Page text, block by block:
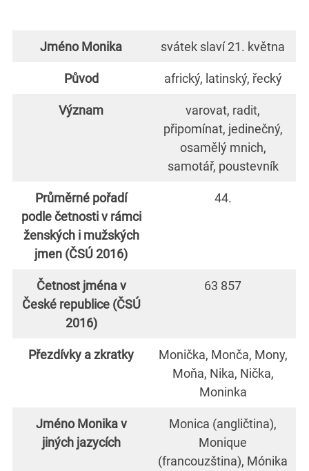
Jméno Monika svátek slaví 21. května
Původ africký, latinský, řecký
Význam
varovat, radit,
připomínat, jedinečný,
osamělý mnich,
samotář, poustevník
Průměrné pořadí
podle četnosti v rámci
ženských i mužských
jmen (ČSÚ 2016)
44.
Četnost jména v
České republice (ČSÚ
2016)
63 857
Přezdívky a zkratky
Monička, Monča, Mony,
Moňa, Nika, Nička,
Moninka
Jméno Monika v
jiných jazycích
Monica (angličtina),
Monique
(francouzština), Mónika